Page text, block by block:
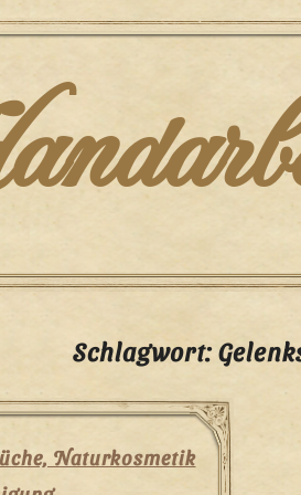
Schlagwort:
Naturkosmetik